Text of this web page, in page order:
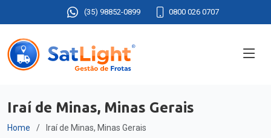
(35) 98852-0899 0800 026 0707
Iraí de Minas, Minas Gerais
Home Iraí de Minas, Minas Gerais